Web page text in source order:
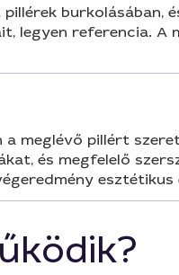
burkolásában,
legyen referencia. A
meglévő pillért
és megfelelő